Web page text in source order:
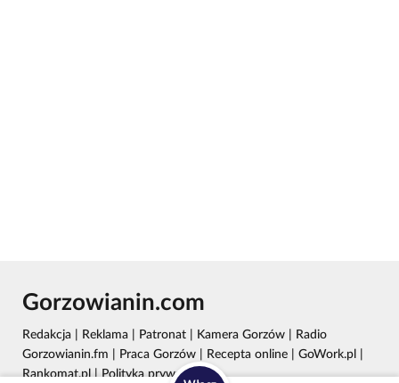
Gorzowianin.com
Redakcja Reklama Patronat Kamera Gorzów
Radio
Gorzowianin.fm
Praca Gorzów Recepta online GoWork.pl
Rankomat.pl|Polityka prywatności